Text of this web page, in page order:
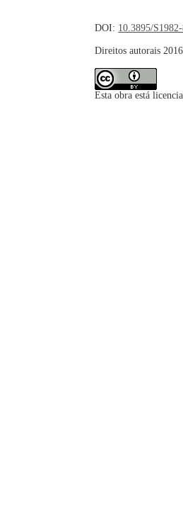
DOI: 10.3895/
Direitos autorais
Esta obra está